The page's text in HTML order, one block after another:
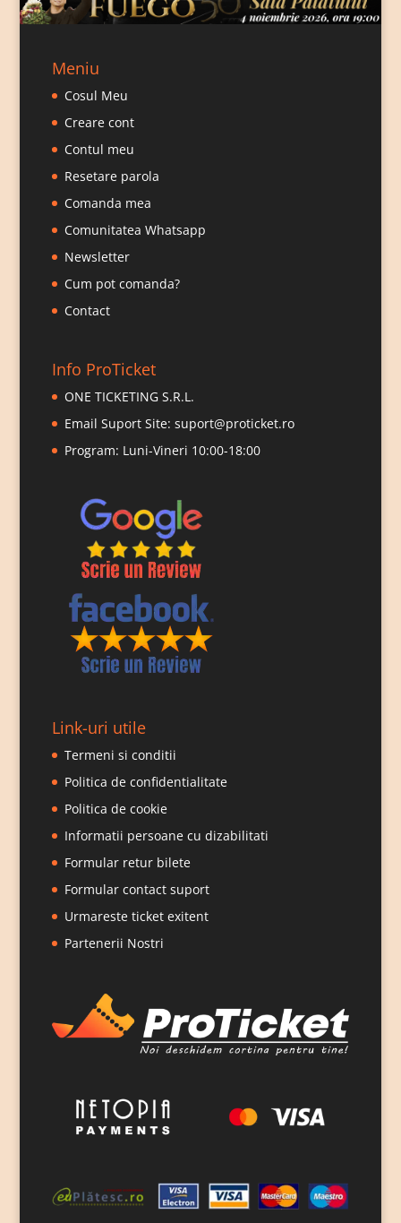
Meniu
Cosul Meu
Creare cont
Contul meu
Resetare parola
Comanda mea
Comunitatea Whatsapp
Newsletter
Cum pot comanda?
Contact
Info ProTicket
ONE TICKETING S.R.L.
Email Suport Site: suport@proticket.ro
Program: Luni-Vineri 10:00-18:00
Link-uri utile
Termeni si conditii
Politica de confidentialitate
Politica de cookie
Informatii persoane cu dizabilitati
Formular retur bilete
Formular contact suport
Urmareste ticket exitent
Partenerii Nostri